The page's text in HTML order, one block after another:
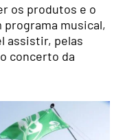
os produtos e o
musical,
assistir, pelas
concerto da